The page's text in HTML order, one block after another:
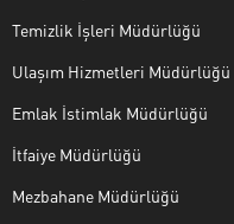
Temizlik İşleri Müdürlüğü
Ulaşım Hizmetleri Müdürlüğü
Emlak İstimlak Müdürlüğü
İtfaiye Müdürlüğü
Mezbahane Müdürlüğü